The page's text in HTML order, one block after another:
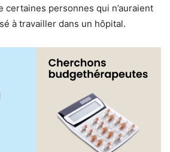
certaines personnes qui n’auraient
à travailler dans un hôpital.